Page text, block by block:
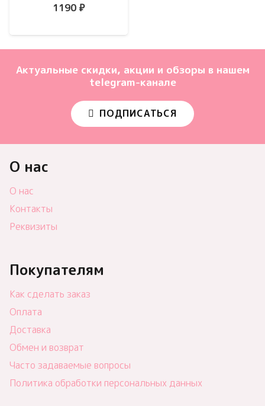
1190 ₽
Актуальные скидки, акции и обзоры в нашем
telegram-канале
ПОДПИСАТЬСЯ
О нас
О нас
Контакты
Реквизиты
Покупателям
Как сделать заказ
Оплата
Доставка
Обмен и возврат
Часто задаваемые вопросы
Политика обработки персональных данных